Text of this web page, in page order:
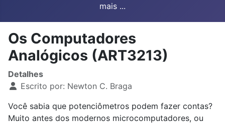
mais ...
Os Computadores
Analógicos (ART3213)
Detalhes
Escrito por: Newton C. Braga
Você sabia que potenciômetros podem fazer contas?
Muito antes dos modernos microcomputadores, ou